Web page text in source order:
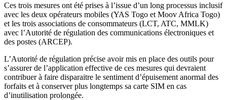
Ces trois mesures ont été prises à l’issue d’un long processus inclusif
avec les deux opérateurs mobiles (YAS Togo et Moov Africa Togo)
et les trois associations de consommateurs (LCT, ATC, MMLK)
avec l’Autorité de régulation des communications électroniques et
des postes (ARCEP).
L’Autorité de régulation précise avoir mis en place des outils pour
s’assurer de l’application effective de ces mesures qui devraient
contribuer à faire disparaitre le sentiment d’épuisement anormal des
forfaits et à conserver plus longtemps sa carte SIM en cas
d’inutilisation prolongée.